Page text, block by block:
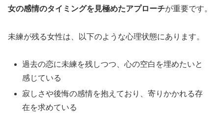
女の感情のタイミングを見極めたアプローチが重要です。
未練が残る女性は、以下のような心理状態にあります。
過去の恋に未練を残しつつ、心の空白を埋めたいと
感じている
寂しさや後悔の感情を抱えており、寄りかかれる存
在を求めている